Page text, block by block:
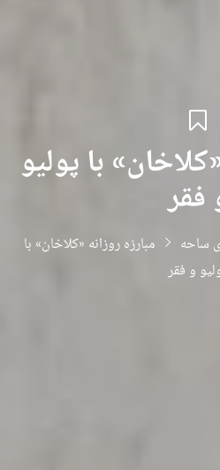
با پولیو
فقر
ساحه
مبارزه روزانه «کلاخان» با
و فقر